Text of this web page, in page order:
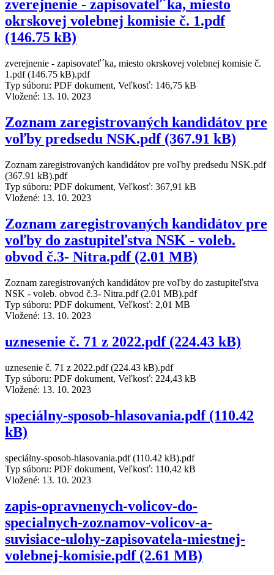
zverejnenie - zapisovateľ´ka, miesto
okrskovej volebnej komisie č. 1.pdf
(146.75 kB)
zverejnenie - zapisovateľ´ka, miesto okrskovej volebnej komisie č.
1.pdf (146.75 kB).pdf
Typ súboru: PDF dokument, Veľkosť: 146,75 kB
Vložené: 13. 10. 2023
Zoznam zaregistrovaných kandidátov pre
voľby predsedu NSK.pdf (367.91 kB)
Zoznam zaregistrovaných kandidátov pre voľby predsedu NSK.pdf
(367.91 kB).pdf
Typ súboru: PDF dokument, Veľkosť: 367,91 kB
Vložené: 13. 10. 2023
Zoznam zaregistrovaných kandidátov pre
voľby do zastupiteľstva NSK - voleb.
obvod č.3- Nitra.pdf (2.01 MB)
Zoznam zaregistrovaných kandidátov pre voľby do zastupiteľstva
NSK - voleb. obvod č.3- Nitra.pdf (2.01 MB).pdf
Typ súboru: PDF dokument, Veľkosť: 2,01 MB
Vložené: 13. 10. 2023
uznesenie č. 71 z 2022.pdf (224.43 kB)
uznesenie č. 71 z 2022.pdf (224.43 kB).pdf
Typ súboru: PDF dokument, Veľkosť: 224,43 kB
Vložené: 13. 10. 2023
speciálny-sposob-hlasovania.pdf (110.42
kB)
speciálny-sposob-hlasovania.pdf (110.42 kB).pdf
Typ súboru: PDF dokument, Veľkosť: 110,42 kB
Vložené: 13. 10. 2023
zapis-opravnenych-volicov-do-
specialnych-zoznamov-volicov-a-
suvisiace-ulohy-zapisovatela-miestnej-
volebnej-komisie.pdf (2.61 MB)